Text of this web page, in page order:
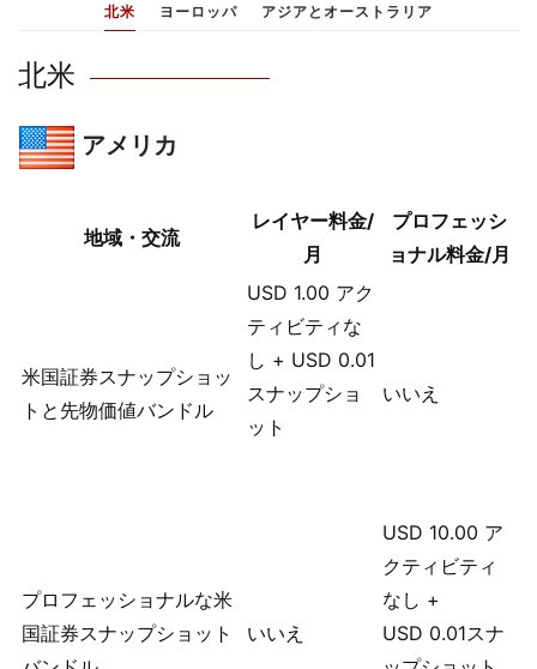
北米 ヨーロッパ アジアとオーストラリア
北米
アメリカ
地域・交流
レイヤー料金/
月
プロフェッシ
ョナル料金/月
米国証券スナップショッ
トと先物価値バンドル
USD 1.00 アク
ティビティな
し + USD 0.01
スナップショ
ット
いいえ
プロフェッショナルな米
国証券スナップショット
いいえ
USD 10.00 ア
クティビティ
なし +
USD 0.01スナ